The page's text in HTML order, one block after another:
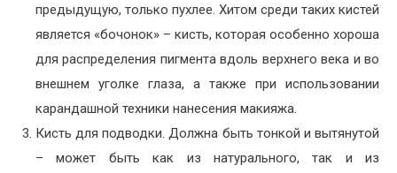
предыдущую, только пухлее. Хитом среди таких кистей
является «бочонок» – кисть, которая особенно хороша
для распределения пигмента вдоль верхнего века и во
внешнем уголке глаза, а также при использовании
карандашной техники нанесения макияжа.
Кисть для подводки. Должна быть тонкой и вытянутой
– может быть как из натурального, так и из